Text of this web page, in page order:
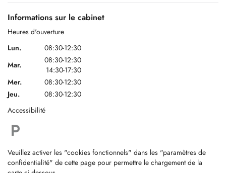
Informations sur le cabinet
Heures d'ouverture
Lun.
08:30-12:30
Mar.
08:30-12:30
14:30-17:30
Mer.
08:30-12:30
Jeu.
08:30-12:30
Accessibilité
Veuillez activer les "cookies fonctionnels" dans les "paramètres de
confidentialité" de cette page pour permettre le chargement de la